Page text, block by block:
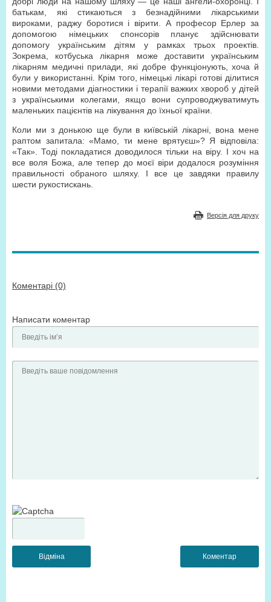
батькам, які стикаються з безнадійними лікарськими
вироками, раджу боротися і вірити. А професор Ерлер за
допомогою німецьких спонсорів планує здійснювати
допомогу українським дітям у рамках трьох проектів.
Зокрема, котбуська лікарня може доставити українським
лікарням медичні прилади, які добре функціонують, хоча й
були у використанні. Крім того, німецькі лікарі готові ділитися
новими методами діагностики і терапії важких хвороб у дітей
з українськими колегами, якщо вони супроводжуватимуть
маленьких пацієнтів на лікування до їхньої країни.
Коли ми з донькою ще були в київській лікарні, вона мене
раптом запитала: «Мамо, ти мене врятуєш»? Я відповіла:
«Так». Тоді покладатися доводилося тільки на віру. І хоч на
все воля Божа, але тепер до моєї віри додалося розуміння
правильності обраного шляху. І все це завдяки правилу
шести рукостискань.
Версія для друку
Коментарі (0)
Написати коментар